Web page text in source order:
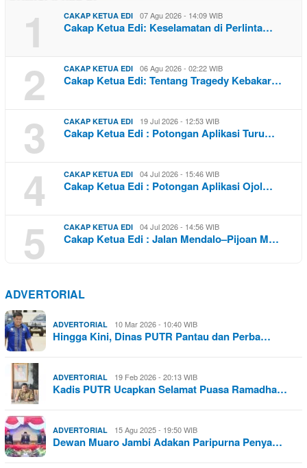
1 CAKAP KETUA EDI 07 Agu 2026 - 14:09 WIB
Cakap Ketua Edi: Keselamatan di Perlinta…
2 CAKAP KETUA EDI 06 Agu 2026 - 02:22 WIB
Cakap Ketua Edi: Tentang Tragedy Kebakar…
3 CAKAP KETUA EDI 19 Jul 2026 - 12:53 WIB
Cakap Ketua Edi : Potongan Aplikasi Turu…
4 CAKAP KETUA EDI 04 Jul 2026 - 15:46 WIB
Cakap Ketua Edi : Potongan Aplikasi Ojol…
5 CAKAP KETUA EDI 04 Jul 2026 - 14:56 WIB
Cakap Ketua Edi : Jalan Mendalo–Pijoan M…
ADVERTORIAL
ADVERTORIAL 10 Mar 2026 - 10:40 WIB
Hingga Kini, Dinas PUTR Pantau dan Perba…
ADVERTORIAL 19 Feb 2026 - 20:13 WIB
Kadis PUTR Ucapkan Selamat Puasa Ramadha…
ADVERTORIAL 15 Agu 2025 - 19:50 WIB
Dewan Muaro Jambi Adakan Paripurna Penya…